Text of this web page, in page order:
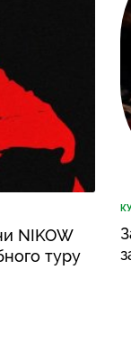
NIKOW
туру